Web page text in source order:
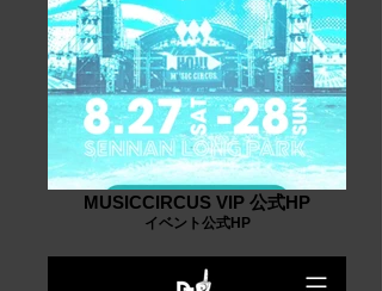
MUSICCIRCUS VIP 公式HP
イベント公式HP